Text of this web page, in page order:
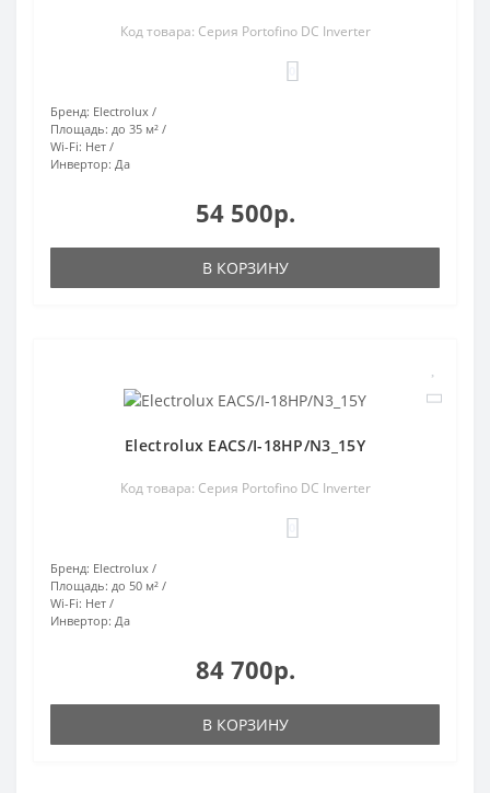
Код товара: Серия Portofino DC Inverter
Бренд: Electrolux
Площадь: до 35 м²
Wi-Fi: Нет
Инвертор: Да
54 500р.
В КОРЗИНУ
Electrolux EACS/I-18HP/N3_15Y
Код товара: Серия Portofino DC Inverter
Бренд: Electrolux
Площадь: до 50 м²
Wi-Fi: Нет
Инвертор: Да
84 700р.
В КОРЗИНУ